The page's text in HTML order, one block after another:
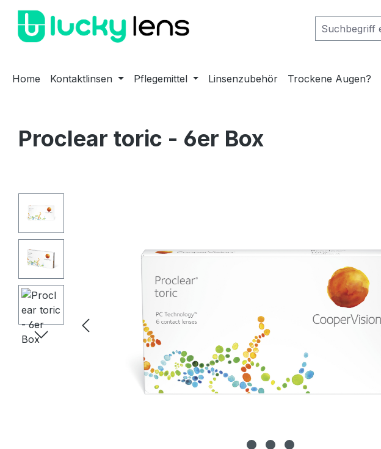
Hauptinhalt springen
Zur Suche springen
Zur Hauptnavigation springen
Home Kontaktlinsen Pflegemittel Linsenzubehör Trockene Augen?
Proclear toric - 6er Box